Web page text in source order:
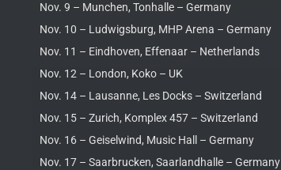
Nov. 9 – Munchen, Tonhalle – Germany
Nov. 10 – Ludwigsburg, MHP Arena – Germany
Nov. 11 – Eindhoven, Effenaar – Netherlands
Nov. 12 – London, Koko – UK
Nov. 14 – Lausanne, Les Docks – Switzerland
Nov. 15 – Zurich, Komplex 457 – Switzerland
Nov. 16 – Geiselwind, Music Hall – Germany
Nov. 17 – Saarbrucken, Saarlandhalle – Germany